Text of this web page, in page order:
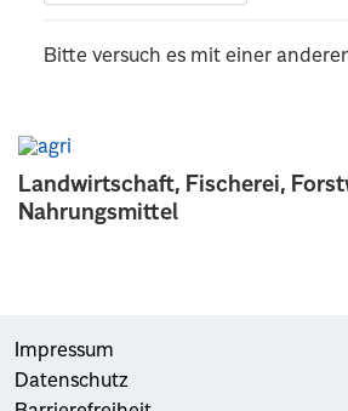
Landwirtschaft, Fischerei,
Nahrungsmittel
Bitte versuch es mit einer
Impressum
Datenschutz